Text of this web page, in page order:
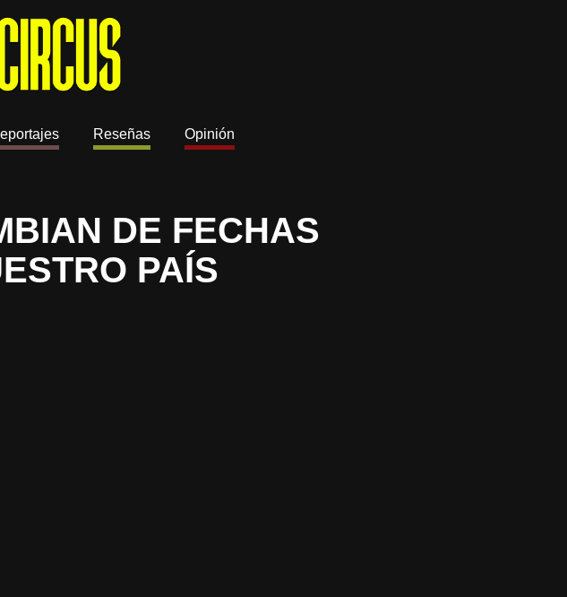
Reseñas Opinión
DE FECHAS
PAÍS